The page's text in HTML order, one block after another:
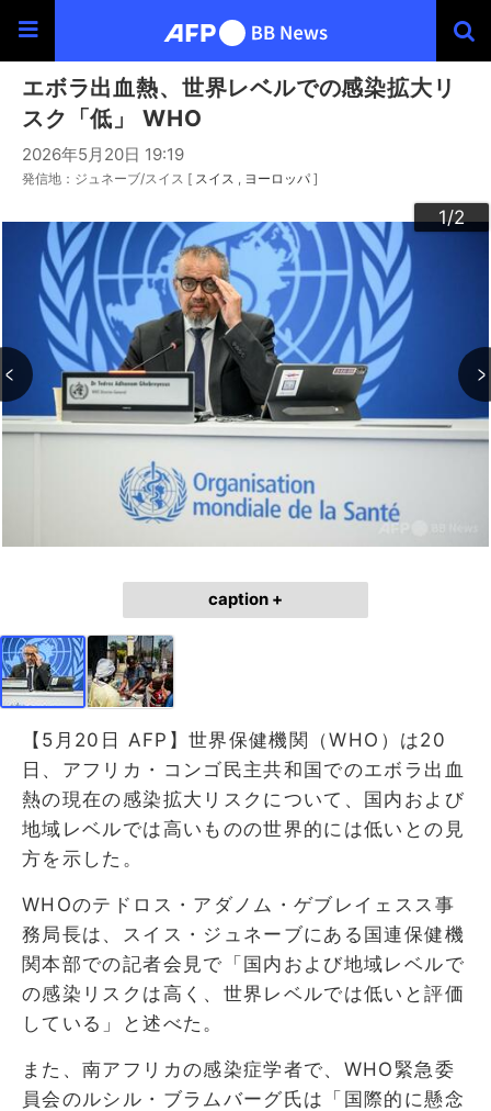
エボラ出血熱、世界レベルでの感染拡大リ
スク「低」 WHO
2026年5月20日 19:19
発信地：ジュネーブ/スイス [ スイス ヨーロッパ ]
1/2
2/2
caption +
【5月20日 AFP】世界保健機関（WHO）は20
日、アフリカ・コンゴ民主共和国でのエボラ出血
熱の現在の感染拡大リスクについて、国内および
地域レベルでは高いものの世界的には低いとの見
方を示した。
WHOのテドロス・アダノム・ゲブレイェスス事
務局長は、スイス・ジュネーブにある国連保健機
関本部での記者会見で「国内および地域レベルで
の感染リスクは高く、世界レベルでは低いと評価
している」と述べた。
また、南アフリカの感染症学者で、WHO緊急委
員会のルシル・ブラムバーグ氏は「国際的に懸念